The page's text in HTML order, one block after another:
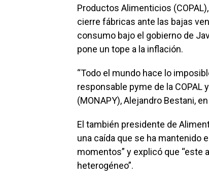
Productos Alimenticios
cierre fábricas ante las bajas
consumo bajo el gobierno de
pone un tope a la inflación.
“Todo el mundo hace lo
responsable pyme de la
(MONAPY), Alejandro Bestani,
El también presidente de
una caída que se ha mantenido
momentos” y explicó que “este
heterogéneo”.